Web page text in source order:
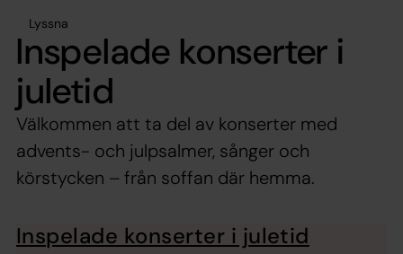
Lyssna
Inspelade konserter i
juletid
Välkommen att ta del av konserter med
advents- och julpsalmer, sånger och
körstycken – från soffan där hemma.
Inspelade konserter i juletid